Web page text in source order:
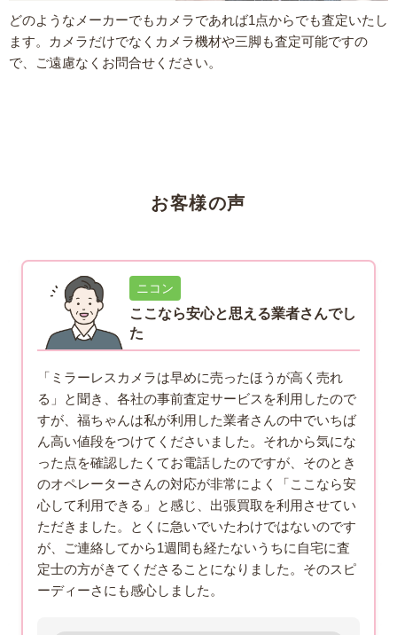
どのようなメーカーでもカメラであれば1点からでも査定いたし
ます。カメラだけでなくカメラ機材や三脚も査定可能ですの
で、ご遠慮なくお問合せください。
お客様の声
ニコン
ここなら安心と思える業者さんでし
た
「ミラーレスカメラは早めに売ったほうが高く売れ
る」と聞き、各社の事前査定サービスを利用したので
すが、福ちゃんは私が利用した業者さんの中でいちば
ん高い値段をつけてくださいました。それから気にな
った点を確認したくてお電話したのですが、そのとき
のオペレーターさんの対応が非常によく「ここなら安
心して利用できる」と感じ、出張買取を利用させてい
ただきました。とくに急いでいたわけではないのです
が、ご連絡してから1週間も経たないうちに自宅に査
定士の方がきてくださることになりました。そのスピ
ーディーさにも感心しました。